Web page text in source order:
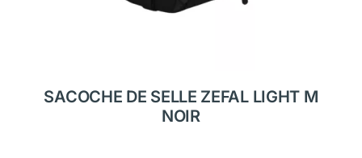
SACOCHE DE SELLE ZEFAL LIGHT M
NOIR